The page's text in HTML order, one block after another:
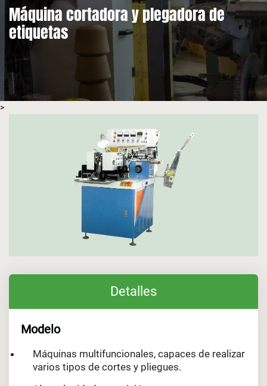
Máquina cortadora y plegadora de
etiquetas
>
Detalles
Modelo
Máquinas multifuncionales, capaces de realizar
varios tipos de cortes y pliegues.